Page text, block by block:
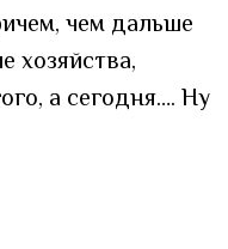
чем дальше
хозяйства,
а сегодня…. Ну